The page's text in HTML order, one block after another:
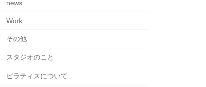
news
Work
その他
スタジオのこと
ピラティスについて